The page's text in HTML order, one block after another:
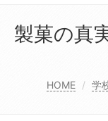
製菓の真
HOME 学